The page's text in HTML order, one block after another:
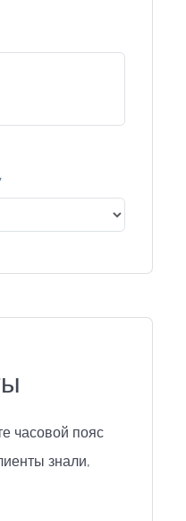
часовой пояс
знали,